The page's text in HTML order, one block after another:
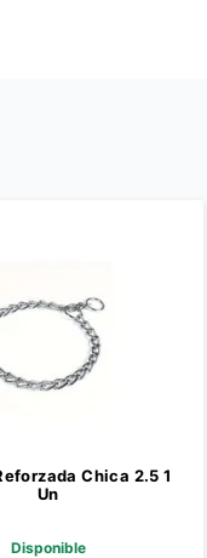
Chica 2.5 1
Un
Disponible